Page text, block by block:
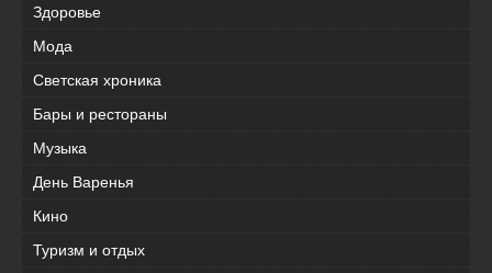
Здоровье
Мода
Светская хроника
Бары и рестораны
Музыка
День Варенья
Кино
Туризм и отдых